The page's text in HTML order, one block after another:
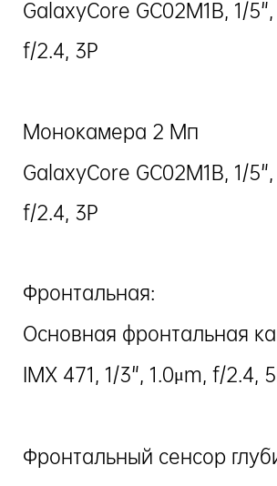
GalaxyCore GC02M1B, 1/5",
f/2.4, 3P
Монокамера 2 Мп
GalaxyCore GC02M1B, 1/5",
f/2.4, 3P
Фронтальная:
Основная фронтальная
IMX 471, 1/3", 1.0μm, f/2.4,
Фронтальный сенсор